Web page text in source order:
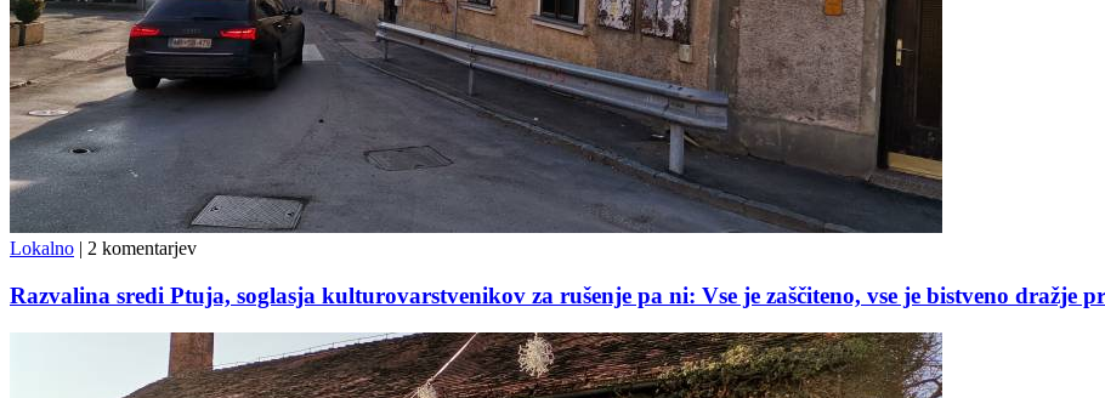
Lokalno | 2 komentarjev
Razvalina sredi Ptuja, soglasja kulturovarstvenikov za rušenje pa ni: Vse je zaščiteno, vse je bistveno dražje